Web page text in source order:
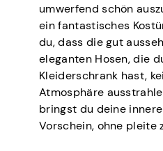
umwerfend schön
ein fantastisches
du, dass die gut
eleganten Hosen, die
Kleiderschrank hast,
Atmosphäre
bringst du deine
Vorschein, ohne pleite